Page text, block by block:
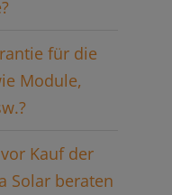
für die
Module,
Kauf der
Solar beraten